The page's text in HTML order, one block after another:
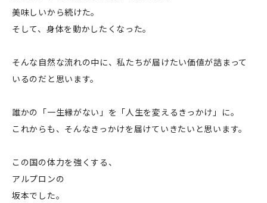
美味しいから続けた。
そして、身体を動かしたくなった。
そんな自然な流れの中に、私たちが届けたい価値が詰まって
いるのだと思います。
誰かの「一生縁がない」を「人生を変えるきっかけ」に。
これからも、そんなきっかけを届けていきたいと思います。
この国の体力を強くする、
アルプロンの
坂本でした。